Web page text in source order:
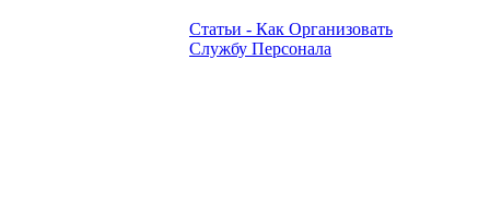
Статьи - Как Организовать
Службу Персонала